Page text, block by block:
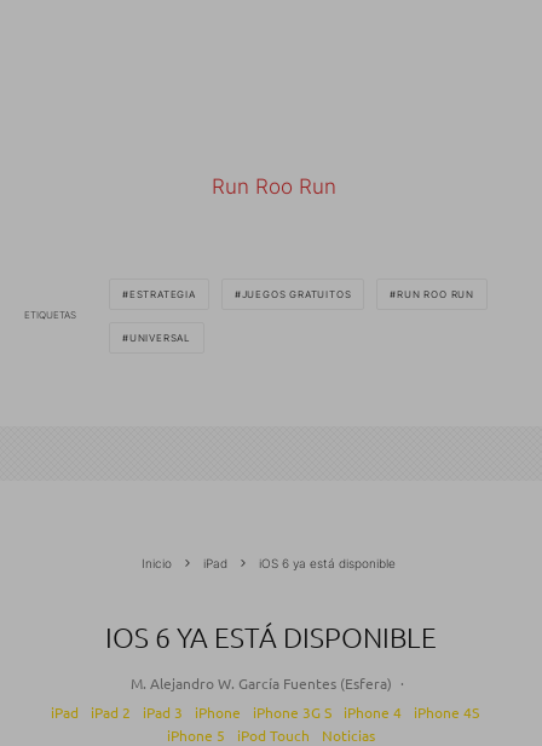
Run Roo Run
ETIQUETAS
ESTRATEGIA JUEGOS GRATUITOS RUN ROO RUN
UNIVERSAL
Inicio iPad iOS 6 ya está disponible
IOS 6 YA ESTÁ DISPONIBLE
M. Alejandro W. García Fuentes (Esfera) ·
iPad
iPad 2 iPad 3 iPhone iPhone 3G S iPhone 4
iPhone 4S
iPhone 5
iPod Touch
Noticias